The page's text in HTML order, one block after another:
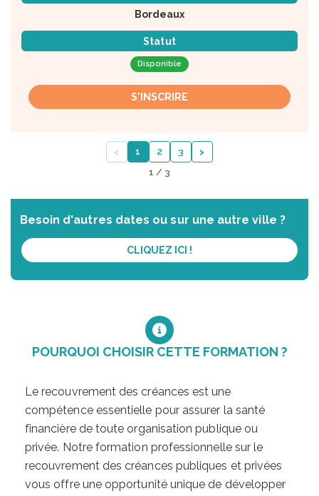
Bordeaux
Statut
Disponible
S'INSCRIRE
‹ 1 2 3 ›
1 / 3
Besoin d'autres dates ou sur une autre ville ?
CLIQUEZ ICI !
POURQUOI CHOISIR CETTE FORMATION ?
Le recouvrement des créances est une
compétence essentielle pour assurer la santé
financière de toute organisation publique ou
privée. Notre formation professionnelle sur le
recouvrement des créances publiques et privées
vous offre une opportunité unique de développer